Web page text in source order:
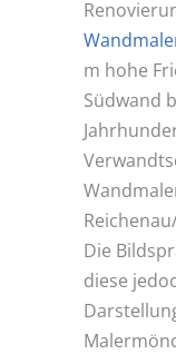
m hohe
Südwand
Die
diese